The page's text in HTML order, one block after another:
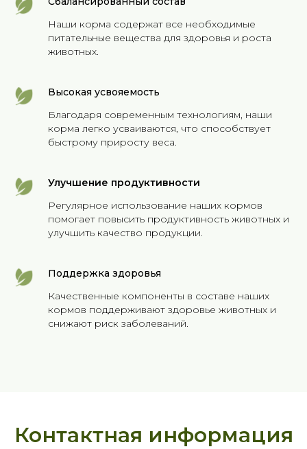
Наши корма содержат все необходимые
питательные вещества для здоровья и роста
животных.
Высокая усвояемость
Благодаря современным технологиям, наши
корма легко усваиваются, что способствует
быстрому приросту веса.
Улучшение продуктивности
Регулярное использование наших кормов
помогает повысить продуктивность животных и
улучшить качество продукции.
Поддержка здоровья
Качественные компоненты в составе наших
кормов поддерживают здоровье животных и
снижают риск заболеваний.
Контактная информация